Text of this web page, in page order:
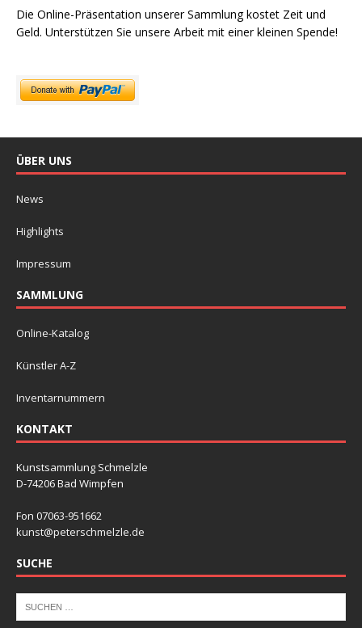
Die Online-Präsentation unserer Sammlung kostet Zeit und
Geld. Unterstützen Sie unsere Arbeit mit einer kleinen Spende!
ÜBER UNS
News
Highlights
Impressum
SAMMLUNG
Online-Katalog
Künstler A-Z
Inventarnummern
KONTAKT
Kunstsammlung Schmelzle
D-74206 Bad Wimpfen
Fon 07063-951662
kunst@peterschmelzle.de
SUCHE